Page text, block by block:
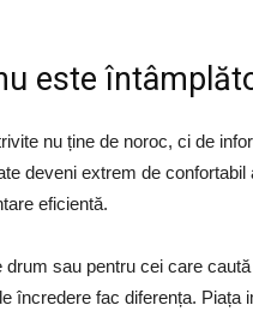
este
nu ține de noroc, ci de
deveni extrem de
eficientă.
drum sau pentru cei care
încredere fac diferența. Piața